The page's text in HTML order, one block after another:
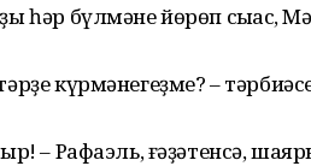
һәр бүлмәне йөрөп сыҡҡас,
күрмәнегеҙме? –
– Рафаэль, ғәҙәтенсә,